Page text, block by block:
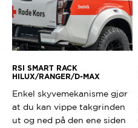
RSI SMART RACK
HILUX/RANGER/D-MAX
Enkel skyvemekanisme gjør
at du kan vippe takgrinden
ut og ned på den ene siden